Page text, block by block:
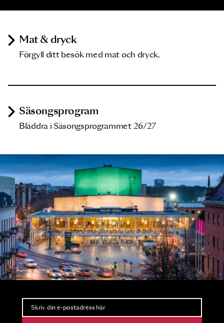
Mat & dryck
Förgyll ditt besök med mat och dryck.
Säsongsprogram
Bläddra i Säsongsprogrammet 26/27
Nyhetsbrev
Ta del av förhandsinformation och biljettsläpp.